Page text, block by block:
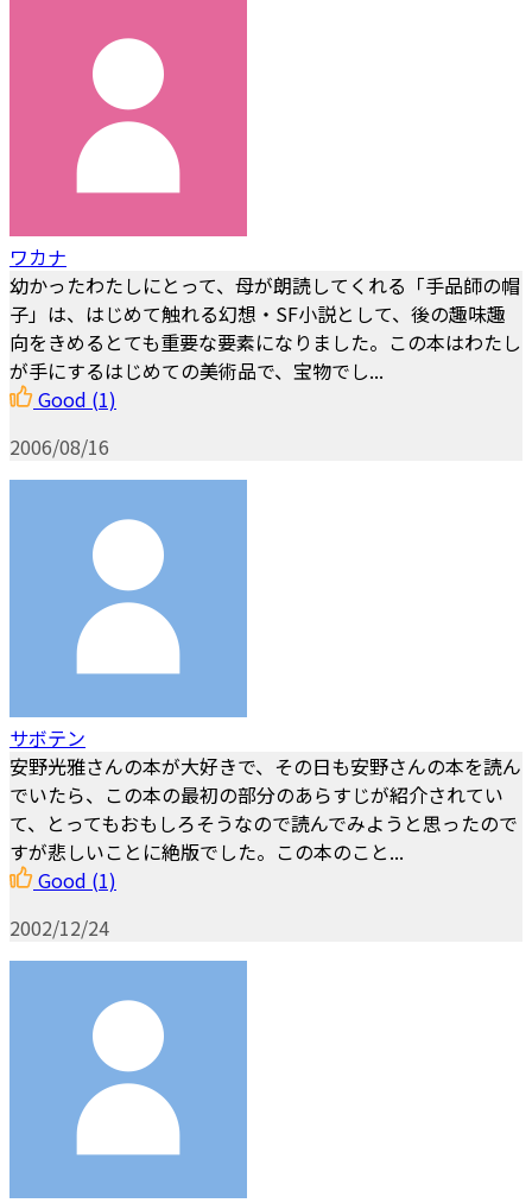
ワカナ
幼かったわたしにとって、母が朗読してくれる「手品師の帽
子」は、はじめて触れる幻想・SF小説として、後の趣味趣
向をきめるとても重要な要素になりました。この本はわたし
が手にするはじめての美術品で、宝物でし...
Good (1)
2006/08/16
サボテン
安野光雅さんの本が大好きで、その日も安野さんの本を読ん
でいたら、この本の最初の部分のあらすじが紹介されてい
て、とってもおもしろそうなので読んでみようと思ったので
すが悲しいことに絶版でした。この本のこと...
Good (1)
2002/12/24